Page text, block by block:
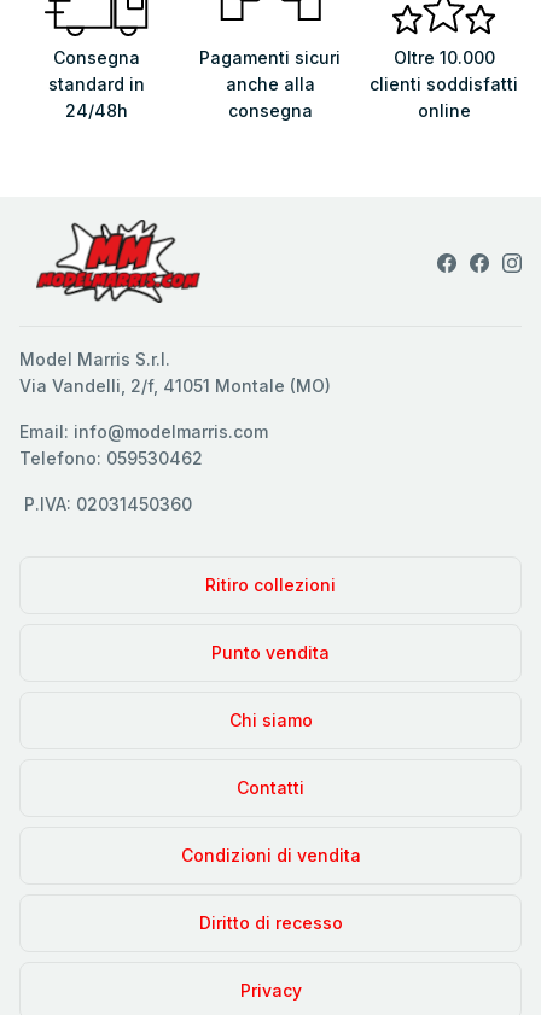
Consegna
standard in
24/48h
Pagamenti sicuri
anche alla
consegna
Oltre 10.000
clienti soddisfatti
online
Model Marris S.r.l.
Via Vandelli, 2/f, 41051 Montale (MO)
Email: info@modelmarris.com
Telefono: 059530462
P.IVA: 02031450360
Ritiro collezioni
Punto vendita
Chi siamo
Contatti
Condizioni di vendita
Diritto di recesso
Privacy